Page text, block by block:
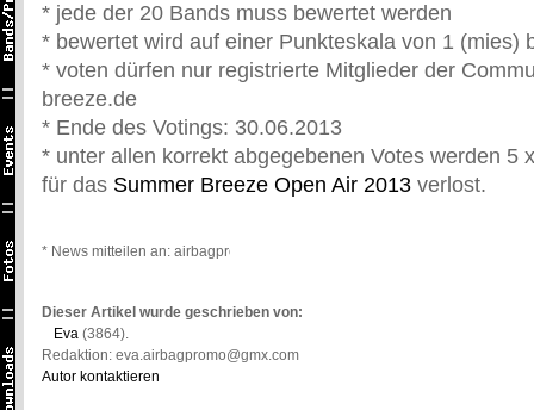
* jede der 20 Bands muss bewertet werden
* bewertet wird auf einer Punkteskala von 1 (mies)
* voten dürfen nur registrierte Mitglieder der
breeze.de
* Ende des Votings: 30.06.2013
* unter allen korrekt abgegebenen Votes werden 5
für das Summer Breeze Open Air 2013 verlost.
* News mitteilen an: airbagpromo@gmail.com *
Dieser Artikel wurde geschrieben von:
Eva (3864).
Redaktion: eva.airbagpromo@gmx.com
Autor kontaktieren